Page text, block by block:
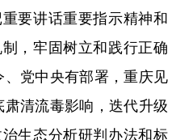
要讲话重要指示精神和
，牢固树立和践行正确
党中央有部署，重庆见
清流毒影响，迭代升级
生态分析研判办法和标